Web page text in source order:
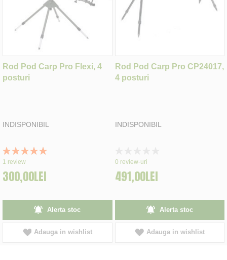
Rod Pod Carp Pro Flexi, 4
posturi
INDISPONIBIL
Rating:
100%
1 review
300,00LEI
Alerta stoc
Adauga in wishlist
Rod Pod Carp Pro CP24017,
4 posturi
INDISPONIBIL
0%
0 review-uri
491,00LEI
Alerta stoc
Adauga in wishlist